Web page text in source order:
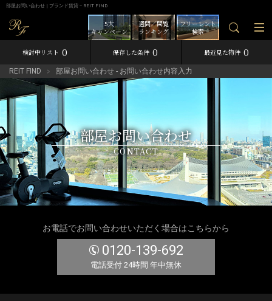
部屋お問い合わせ | ブランド賃貸－REIT FIND
フリーレント
検索
週間／閲覧
ランキング
5大
キャンペーン
検討中リスト 0 保存した条件 0 最近見た物件 0
REIT FIND 部屋お問い合わせ - お問い合わせ内容入力
部屋お問い合わせ
CONTACT
お電話でお問い合わせいただく場合はこちらから
0120-139-692
電話受付 24時間 年中無休